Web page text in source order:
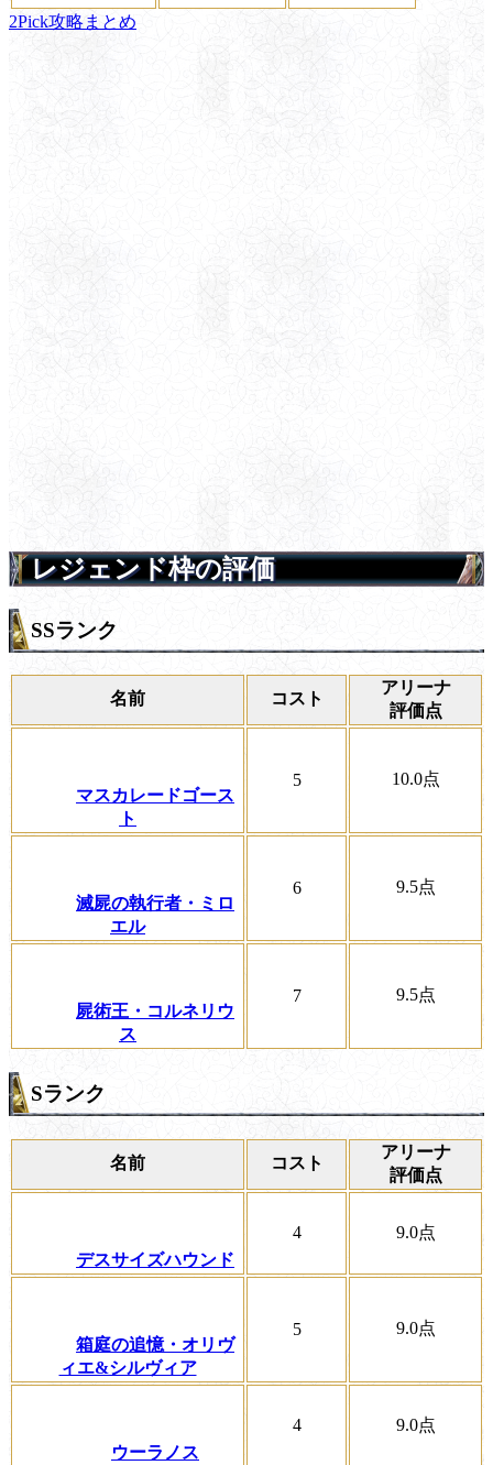
2Pick攻略まとめ
レジェンド枠の評価
SSランク
名前 コスト
アリーナ
評価点
マスカレードゴース
ト
5 10.0点
滅屍の執行者・ミロ
エル
6 9.5点
屍術王・コルネリウ
ス
7 9.5点
Sランク
名前 コスト
アリーナ
評価点
デスサイズハウンド
4 9.0点
箱庭の追憶・オリヴ
ィエ&シルヴィア
5 9.0点
ウーラノス
4 9.0点